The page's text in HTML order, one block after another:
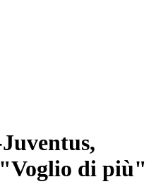
di più"